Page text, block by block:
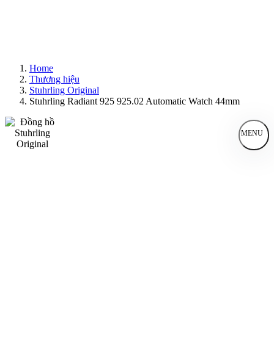
Home
Thương hiệu
Stuhrling Original
Stuhrling Radiant 925 925.02 Automatic Watch 44mm
MENU